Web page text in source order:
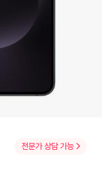
전문가 상담 가능